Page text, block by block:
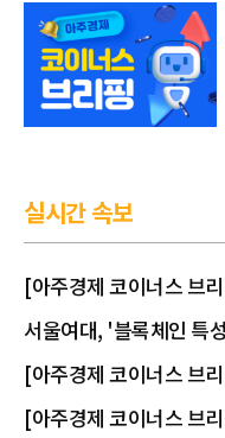
실시간 속보
[아주경제 코이너스 브
서울여대, '블록체인 특
[아주경제 코이너스 브
[아주경제 코이너스 브